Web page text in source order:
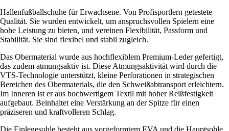
Hallenfußballschuhe für Erwachsene. Von Profisportlern getestete
Qualität. Sie wurden entwickelt, um anspruchsvollen Spielern eine
hohe Leistung zu bieten, und vereinen Flexibilität, Passform und
Stabilität. Sie sind flexibel und stabil zugleich.
Das Obermaterial wurde aus hochflexiblem Premium-Leder gefertigt,
das zudem atmungsaktiv ist. Diese Atmungsaktivität wird durch die
VTS-Technologie unterstützt, kleine Perforationen in strategischen
Bereichen des Obermaterials, die den Schweißabtransport erleichtern.
Im Inneren ist er aus hochwertigem Textil mit hoher Reißfestigkeit
aufgebaut. Beinhaltet eine Verstärkung an der Spitze für einen
präziseren und kraftvolleren Schlag.